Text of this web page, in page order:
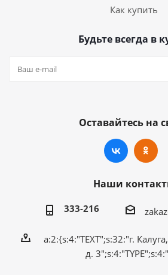
Как купить
Будьте всегда в
Оставайтесь на
Наши
333-216
a:2:{s:4:"TEXT";s:32:"г.
д.